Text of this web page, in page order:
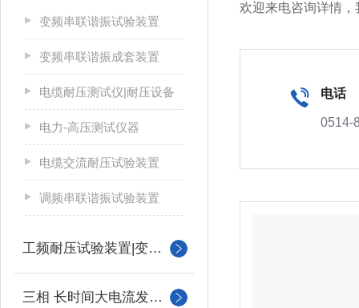
变频串联谐振试验装置
变频串联谐振成套装置
电缆耐压测试仪|耐压设备
电力-高压测试仪器
电缆交流耐压试验装置
调频串联谐振试验装置
工频耐压试验装置|变压器
三相 长时间大电流发生器
欢迎来电咨询详情
电话
0514-